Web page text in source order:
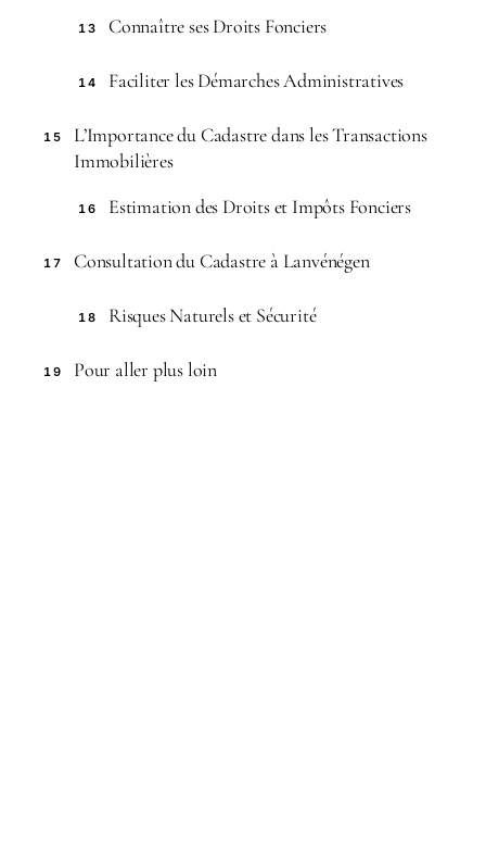
13 Connaître ses Droits Fonciers
14 Faciliter les Démarches Administratives
15
L’Importance du Cadastre dans les Transactions
Immobilières
16 Estimation des Droits et Impôts Fonciers
17 Consultation du Cadastre à Lanvénégen
18 Risques Naturels et Sécurité
19 Pour aller plus loin